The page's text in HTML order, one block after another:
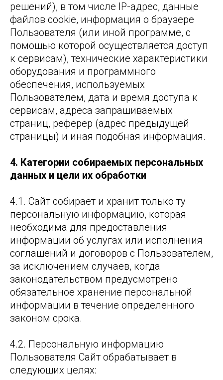
решений), в том числе IP-адрес, данные
файлов cookie, информация о браузере
Пользователя (или иной программе, с
помощью которой осуществляется доступ
к сервисам), технические характеристики
оборудования и программного
обеспечения, используемых
Пользователем, дата и время доступа к
сервисам, адреса запрашиваемых
страниц, реферер (адрес предыдущей
страницы) и иная подобная информация.
4. Категории собираемых персональных
данных и цели их обработки
4.1. Сайт собирает и хранит только ту
персональную информацию, которая
необходима для предоставления
информации об услугах или исполнения
соглашений и договоров с Пользователем,
за исключением случаев, когда
законодательством предусмотрено
обязательное хранение персональной
информации в течение определенного
законом срока.
4.2. Персональную информацию
Пользователя Сайт обрабатывает в
следующих целях: